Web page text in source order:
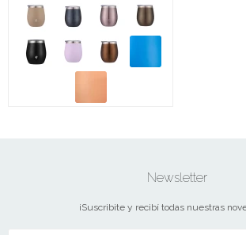
Newsletter
¡Suscribite y recibí todas nuestras